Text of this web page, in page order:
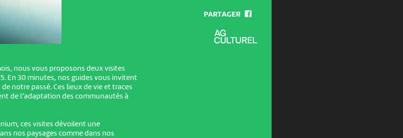
nous vous proposons deux visites
En 30 minutes, nos guides vous invitent
notre passé. Ces lieux de vie et traces
de l’adaptation des communautés à
ces visites dévoilent une
nos paysages comme dans nos
PARTAGER